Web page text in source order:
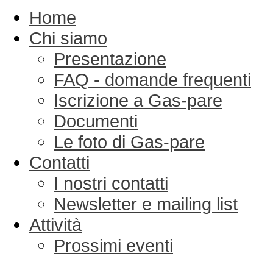
Home
Chi siamo
Presentazione
FAQ - domande frequenti
Iscrizione a Gas-pare
Documenti
Le foto di Gas-pare
Contatti
I nostri contatti
Newsletter e mailing list
Attività
Prossimi eventi